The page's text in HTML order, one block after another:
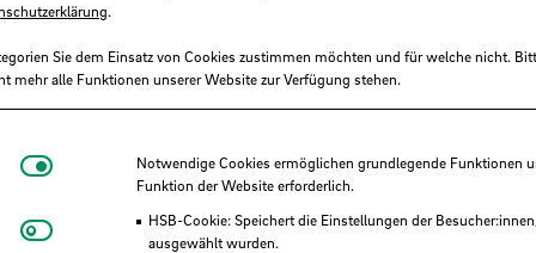
nur ein Job!“ findet die UAS7-Roadshow am
im Foyer des International Graduate
.
Sie dem Einsatz von Cookies zustimmen möchten und für welche nicht.
mehr alle Funktionen unserer Website zur Verfügung stehen.
Notwendige CookiesNotwendige Cookies ermöglichen grundlegende Funktionen
Funktion der Website erforderlich.
HSB-Cookie: Speichert die Einstellungen der
ausgewählt wurden.
Matomo